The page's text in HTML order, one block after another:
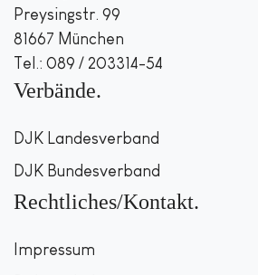
Preysingstr. 99
81667 München
Tel.: 089 / 203314-54
Verbände
DJK Landesverband
DJK Bundesverband
Rechtliches/Kontakt
Impressum